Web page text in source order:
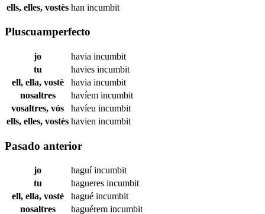
ells, elles, vostès han incumbit
Pluscuamperfecto
jo havia incumbit
tu
havies incumbit
ell, ella, vostè
havia incumbit
nosaltres
havíem incumbit
vosaltres, vós
havíeu incumbit
ells, elles, vostès havien incumbit
Pasado anterior
jo haguíincumbit
tu
hagueres incumbit
ell, ella, vostè
hagué incumbit
nosaltres
haguérem incumbit